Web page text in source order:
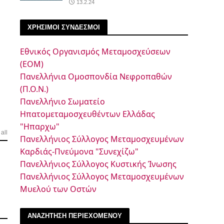
13.2.24
ΧΡΗΣΙΜΟΙ ΣΥΝΔΕΣΜΟΙ
Εθνικός Οργανισμός Μεταμοσχεύσεων
(ΕΟΜ)
Πανελλήνια Ομοσπονδία Νεφροπαθών
(Π.Ο.Ν.)
Πανελλήνιο Σωματείο
Ηπατομεταμοσχευθέντων Ελλάδας
"Ηπαρχω"
Πανελλήνιος Σύλλογος Μεταμοσχευμένων
Καρδιάς-Πνεύμονα "Συνεχίζω"
Πανελλήνιος Σύλλογος Κυστικής Ίνωσης
Πανελλήνιος Σύλλογος Μεταμοσχευμένων
Μυελού των Οστών
ΑΝΑΖΗΤΗΣΗ ΠΕΡΙΕΧΟΜΕΝΟΥ